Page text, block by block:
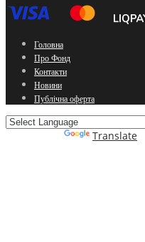
Головна
Про Фонд
Контакти
Новини
Публічна оферта
Translate